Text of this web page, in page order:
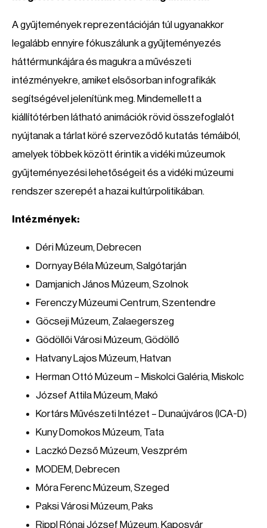
A gyűjtemények reprezentációján túl ugyanakkor
legalább ennyire fókuszálunk a gyűjteményezés
háttérmunkájára és magukra a művészeti
intézményekre, amiket elsősorban infografikák
segítségével jelenítünk meg. Mindemellett a
kiállítótérben látható animációk rövid összefoglalót
nyújtanak a tárlat köré szerveződő kutatás témáiból,
amelyek többek között érintik a vidéki múzeumok
gyűjteményezési lehetőségeit és a vidéki múzeumi
rendszer szerepét a hazai kultúrpolitikában.
Intézmények:
Déri Múzeum, Debrecen
Dornyay Béla Múzeum, Salgótarján
Damjanich János Múzeum, Szolnok
Ferenczy Múzeumi Centrum, Szentendre
Göcseji Múzeum, Zalaegerszeg
Gödöllői Városi Múzeum, Gödöllő
Hatvany Lajos Múzeum, Hatvan
Herman Ottó Múzeum – Miskolci Galéria, Miskolc
József Attila Múzeum, Makó
Kortárs Művészeti Intézet – Dunaújváros (ICA-D)
Kuny Domokos Múzeum, Tata
Laczkó Dezső Múzeum, Veszprém
MODEM, Debrecen
Móra Ferenc Múzeum, Szeged
Paksi Városi Múzeum, Paks
Rippl Rónai József Múzeum, Kaposvár